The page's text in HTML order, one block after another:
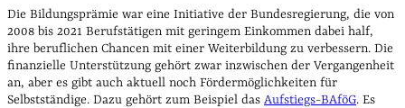
Die Bildungsprämie war eine Initiative der Bundesregierung, die von
2008 bis 2021 Berufstätigen mit geringem Einkommen dabei half,
ihre beruflichen Chancen mit einer Weiterbildung zu verbessern. Die
finanzielle Unterstützung gehört zwar inzwischen der Vergangenheit
an, aber es gibt auch aktuell noch Fördermöglichkeiten für
Selbstständige. Dazu gehört zum Beispiel das Aufstiegs-BAföG. Es